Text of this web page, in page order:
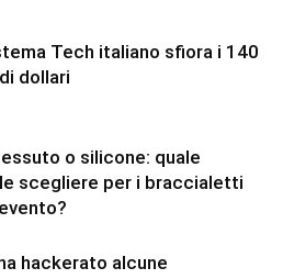
Tech italiano sfiora i 140
dollari
o silicone: quale
scegliere per i braccialetti
hackerato alcune